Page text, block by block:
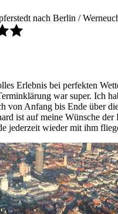
nach Berlin /
Erlebnis bei perfekten
war super. Ich
von Anfang bis Ende über
ist auf meine Wünsche der
jederzeit wieder mit ihm